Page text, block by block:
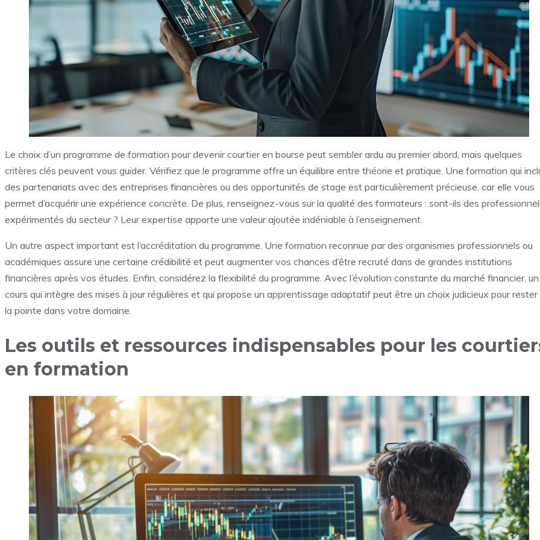
Le choix d’un programme de formation pour devenir courtier en bourse peut sembler ardu au premier abord, mais quelques
critères clés peuvent vous guider. Vérifiez que le programme offre un équilibre entre théorie et pratique. Une formation qui
des partenariats avec des entreprises financières ou des opportunités de stage est particulièrement précieuse, car elle vous
permet d’acquérir une expérience concrète. De plus, renseignez-vous sur la qualité des formateurs : sont-ils des
expérimentés du secteur ? Leur expertise apporte une valeur ajoutée indéniable à l’enseignement.
Un autre aspect important est l’accréditation du programme. Une formation reconnue par des organismes professionnels ou
académiques assure une certaine crédibilité et peut augmenter vos chances d’être recruté dans de grandes institutions
financières après vos études. Enfin, considérez la flexibilité du programme. Avec l’évolution constante du marché financier, un
cours qui intègre des mises à jour régulières et qui propose un apprentissage adaptatif peut être un choix judicieux pour rester
la pointe dans votre domaine.
Les outils et ressources indispensables pour les
en formation